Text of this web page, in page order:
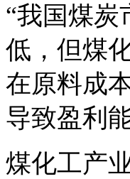
“我国煤
低，但煤
在原料成
导致盈利
煤化工产